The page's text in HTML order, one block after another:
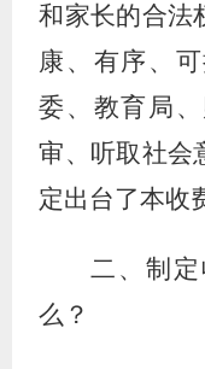
和家长的合法
康、有序、
委、教育局
审、听取社会
定出台了本收
二、制
么？